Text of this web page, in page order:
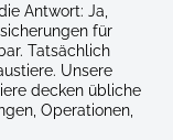
Antwort: Ja,
für
Tatsächlich
Unsere
decken übliche
Operationen,